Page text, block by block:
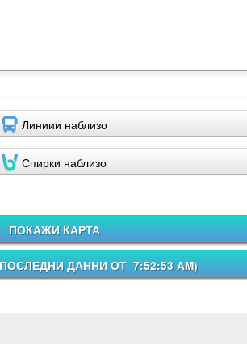
Линиии наблизо
Спирки наблизо
ПОКАЖИ КАРТА
ДАННИ ОТ 7:52:53 AM)